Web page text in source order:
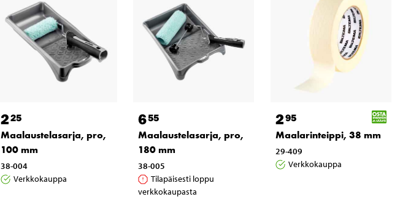
225
Maalaustelasarja, pro,
100 mm
38-004
Verkkokauppa
655
Maalaustelasarja, pro,
180 mm
38-005
Tilapäisesti loppu
verkkokaupasta
295
Maalarinteippi, 38 mm
29-409
Verkkokauppa